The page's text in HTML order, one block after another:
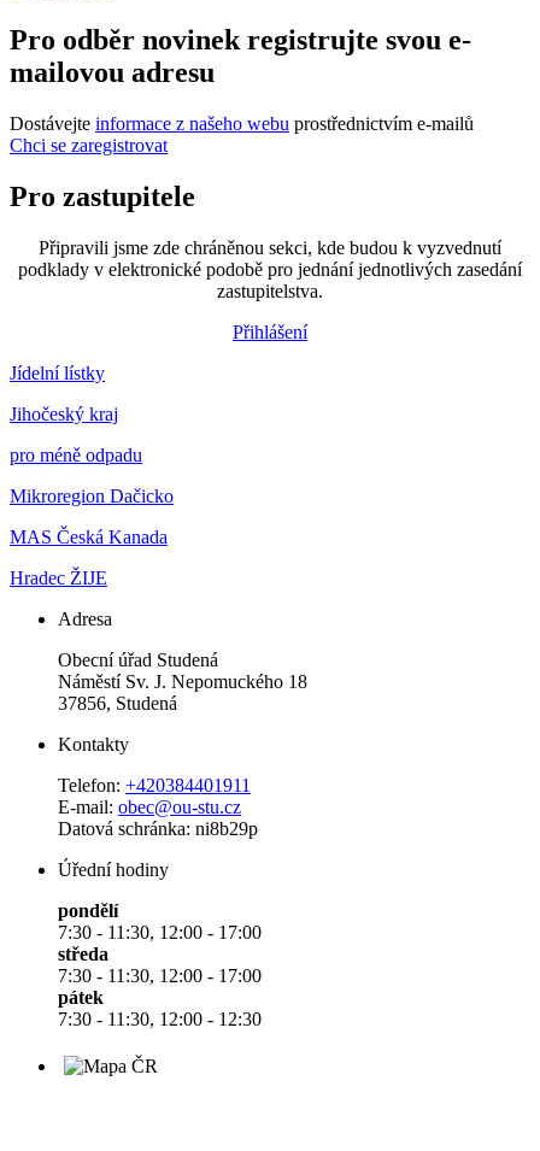
Pro odběr novinek registrujte svou e-
mailovou adresu
Dostávejte informace z našeho webu prostřednictvím e-mailů
Chci se zaregistrovat
Pro zastupitele
Připravili jsme zde chráněnou sekci, kde budou k vyzvednutí
podklady v elektronické podobě pro jednání jednotlivých zasedání
zastupitelstva.
Přihlášení
Jídelní lístky
Jihočeský kraj
pro méně odpadu
Mikroregion Dačicko
MAS Česká Kanada
Hradec ŽIJE
Adresa
Obecní úřad Studená
Náměstí Sv. J. Nepomuckého 18
37856, Studená
Kontakty
Telefon: +420384401911
E-mail: obec@ou-stu.cz
Datová schránka: ni8b29p
Úřední hodiny
pondělí
7:30 - 11:30, 12:00 - 17:00
středa
7:30 - 11:30, 12:00 - 17:00
pátek
7:30 - 11:30, 12:00 - 12:30